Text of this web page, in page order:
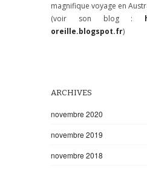
magnifique voyage en
(voir son blog :
oreille.blogspot.fr)
ARCHIVES
novembre 2020
novembre 2019
novembre 2018